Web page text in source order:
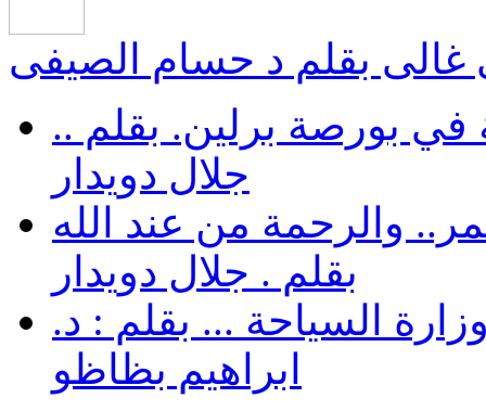
بقلم د حسام الصيفى
في بورصة برلين. بقلم ..
جلال دويدار
‬والرحمة من عند الله
بقلم . جلال دويدار
السياحة ... بقلم : د.
ابراهيم بظاظو